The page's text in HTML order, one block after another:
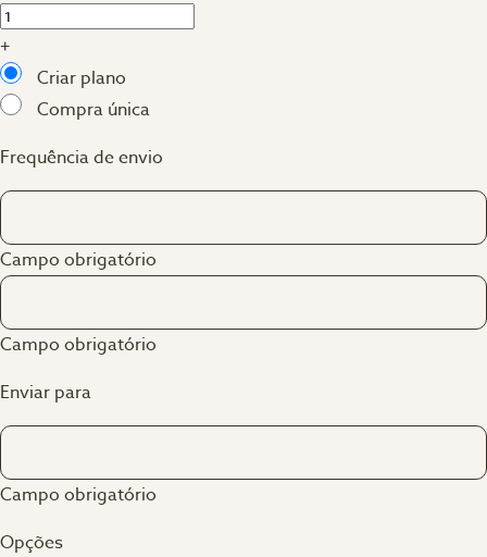
+
Criar plano
Compra única
Frequência de envio
Campo obrigatório
Campo obrigatório
Enviar para
Campo obrigatório
Opções